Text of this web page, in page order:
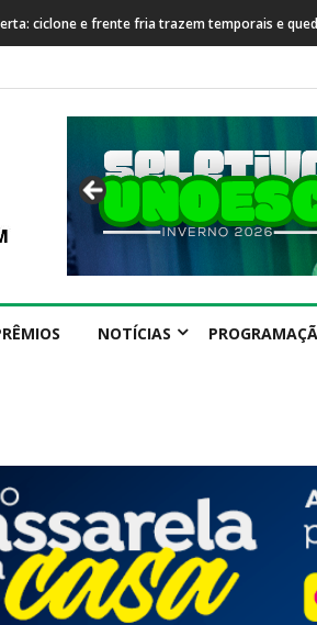
ciclone e frente fria trazem temporais e
NOTÍCIAS